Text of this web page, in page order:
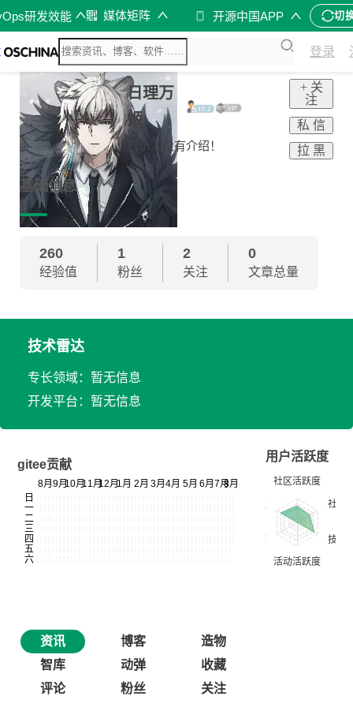
研发效能 媒体矩阵 开源中国APP 切
登录
日理万
姬
这个人没有介绍！
+ 关
注
私 信
拉 黑
基础信息
260
经验值
1
粉丝
2
关注
0
文章总量
技术雷达
专长领域：暂无信息
开发平台：暂无信息
gitee贡献
用户活跃度
资讯 博客
造物
智库
动弹
收藏
评论
粉丝 关注